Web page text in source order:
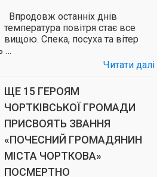
Впродовж останніх днів
температура повітря стає все
вищою. Спека, посуха та вітер
…
Читати далі
ЩЕ 15 ГЕРОЯМ
ЧОРТКІВСЬКОЇ ГРОМАДИ
ПРИСВОЯТЬ ЗВАННЯ
«ПОЧЕСНИЙ ГРОМАДЯНИН
МІСТА ЧОРТКОВА»
ПОСМЕРТНО